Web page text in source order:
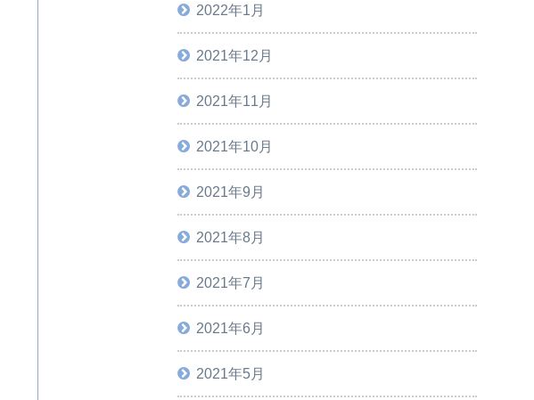
2022年1月
2021年12月
2021年11月
2021年10月
2021年9月
2021年8月
2021年7月
2021年6月
2021年5月